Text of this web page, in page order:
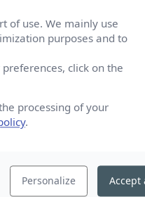
son
celle du cadrage
of use. We mainly use
purposes and to
click on the
processing of your
.
Personalize Accept